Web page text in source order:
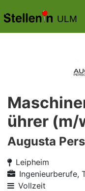
ULM
ührer (m/
Augusta
Leipheim
Ingenieurberufe,
Vollzeit